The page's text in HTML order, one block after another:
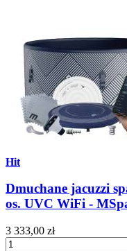
Hit
Dmuchane jacuzzi
os. UVC WiFi -
3 333,00 zł